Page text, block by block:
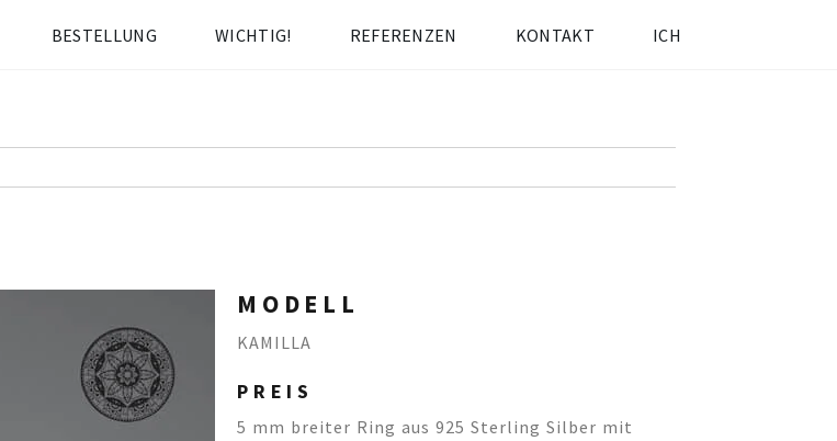
BESTELLUNG WICHTIG! REFERENZEN KONTAKT ICH
MODELL
KAMILLA
PREIS
5 mm breiter Ring aus 925 Sterling Silber mit